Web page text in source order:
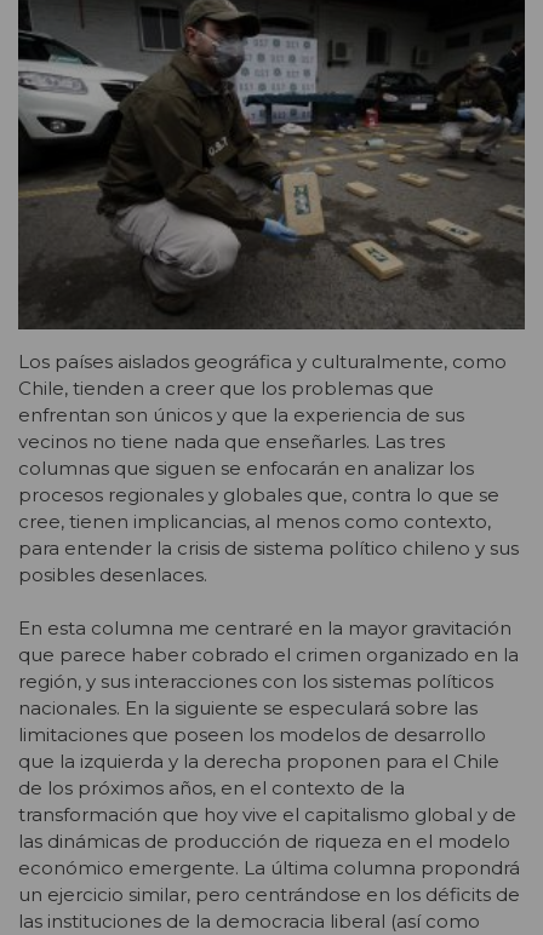
Los países aislados geográfica y culturalmente, como
Chile, tienden a creer que los problemas que
enfrentan son únicos y que la experiencia de sus
vecinos no tiene nada que enseñarles. Las tres
columnas que siguen se enfocarán en analizar los
procesos regionales y globales que, contra lo que se
cree, tienen implicancias, al menos como contexto,
para entender la crisis de sistema político chileno y sus
posibles desenlaces.
En esta columna me centraré en la mayor gravitación
que parece haber cobrado el crimen organizado en la
región, y sus interacciones con los sistemas políticos
nacionales. En la siguiente se especulará sobre las
limitaciones que poseen los modelos de desarrollo
que la izquierda y la derecha proponen para el Chile
de los próximos años, en el contexto de la
transformación que hoy vive el capitalismo global y de
las dinámicas de producción de riqueza en el modelo
económico emergente. La última columna propondrá
un ejercicio similar, pero centrándose en los déficits de
las instituciones de la democracia liberal (así como